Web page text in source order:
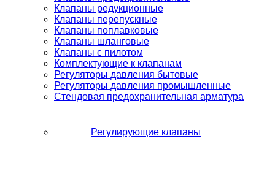
Клапаны редукционные
Клапаны перепускные
Клапаны поплавковые
Клапаны шланговые
Клапаны с пилотом
Комплектующие к клапанам
Регуляторы давления бытовые
Регуляторы давления промышленные
Стендовая предохранительная арматура
Регулирующие клапаны